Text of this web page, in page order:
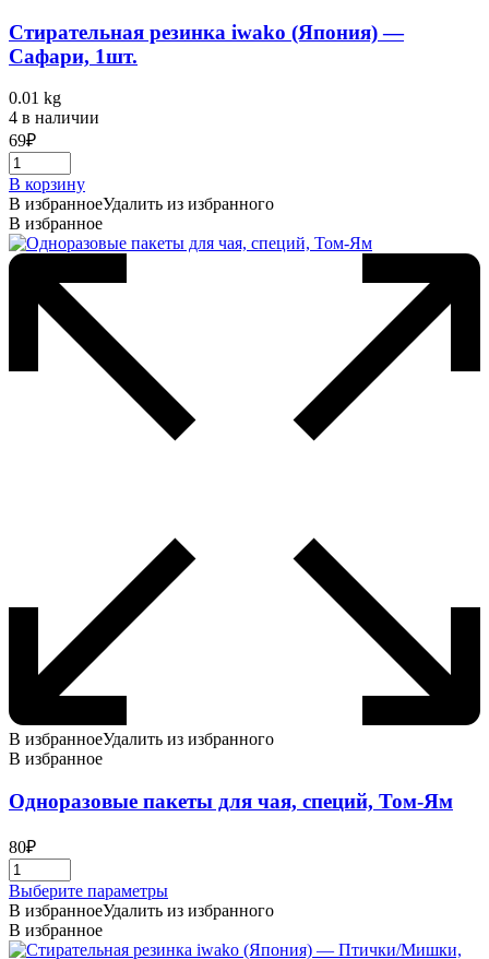
Стирательная резинка iwako (Япония) —
Сафари, 1шт.
0.01 kg
4 в наличии
69₽
В корзину
В избранноеУдалить из избранного
В избранное
В избранноеУдалить из избранного
В избранное
Одноразовые пакеты для чая, специй, Том-Ям
80₽
Выберите параметрыЭтот
товар
несколько
В избранноеУдалить из избранного
В избранное